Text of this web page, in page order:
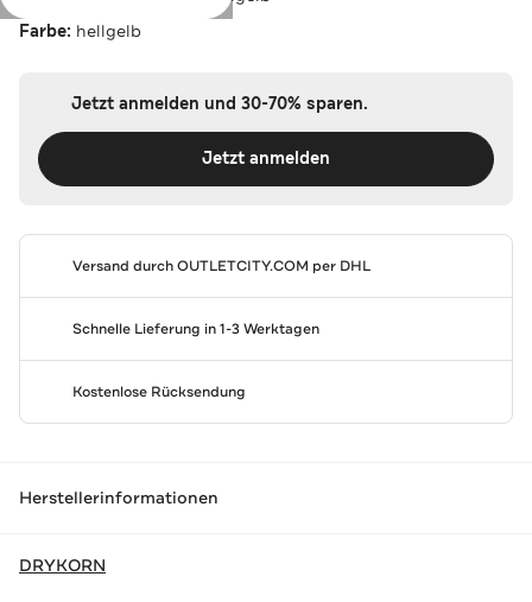
Farbe: hellgelb
Jetzt anmelden und 30-70% sparen.
Jetzt anmelden
Versand durchOUTLETCITY.COM per DHL
Schnelle Lieferung in 1-3 Werktagen
Kostenlose Rücksendung
Herstellerinformationen
DRYKORN